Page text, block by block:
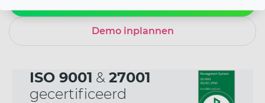
Demo inplannen
ISO 9001 & 27001
gecertificeerd